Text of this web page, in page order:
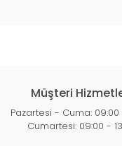
Müşteri
Pazartesi - Cuma: 09:00
Cumartesi: 09:00 -